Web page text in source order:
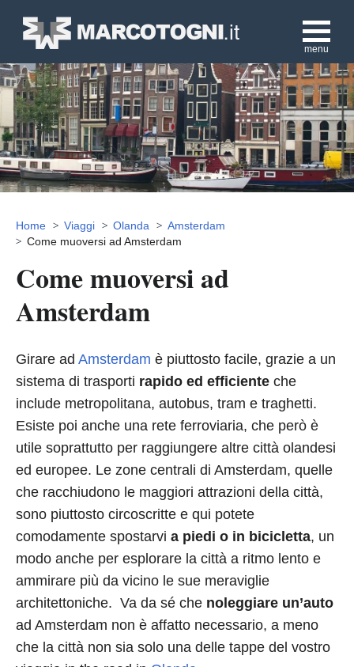
menu
Home Viaggi Olanda
Amsterdam
Come muoversi ad Amsterdam
Come muoversi ad
Amsterdam
Girare ad Amsterdam è piuttosto facile, grazie a un
sistema di trasporti rapido ed efficiente che
include metropolitana, autobus, tram e traghetti.
Esiste poi anche una rete ferroviaria, che però è
utile soprattutto per raggiungere altre città olandesi
ed europee. Le zone centrali di Amsterdam, quelle
che racchiudono le maggiori attrazioni della città,
sono piuttosto circoscritte e qui potete
comodamente spostarvi a piedi o in bicicletta, un
modo anche per esplorare la città a ritmo lento e
ammirare più da vicino le sue meraviglie
architettoniche. Va da sé che noleggiare un’auto
ad Amsterdam non è affatto necessario, a meno
che la città non sia solo una delle tappe del vostro